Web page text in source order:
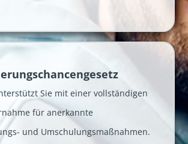
Sie mit einer vollständigen
für anerkannte
und Umschulungsmaßnahmen.